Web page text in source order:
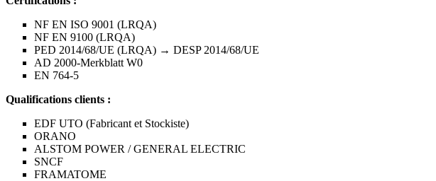
NF EN ISO 9001 (LRQA)
NF EN 9100 (LRQA)
PED 2014/68/UE (LRQA) → DESP 2014/68/UE
AD 2000-Merkblatt W0
EN 764-5
Qualifications clients :
EDF UTO (Fabricant et Stockiste)
ORANO
ALSTOM POWER / GENERAL ELECTRIC
SNCF
FRAMATOME